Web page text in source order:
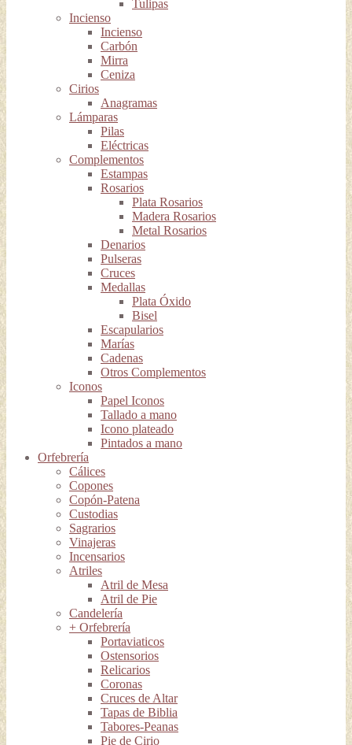
Tulipas
Incienso
Incienso
Carbón
Mirra
Ceniza
Cirios
Anagramas
Lámparas
Pilas
Eléctricas
Complementos
Estampas
Rosarios
Plata Rosarios
Madera Rosarios
Metal Rosarios
Denarios
Pulseras
Cruces
Medallas
Plata Óxido
Bisel
Escapularios
Marías
Cadenas
Otros Complementos
Iconos
Papel Iconos
Tallado a mano
Icono plateado
Pintados a mano
Orfebrería
Cálices
Copones
Copón-Patena
Custodias
Sagrarios
Vinajeras
Incensarios
Atriles
Atril de Mesa
Atril de Pie
Candelería
+ Orfebrería
Portaviaticos
Ostensorios
Relicarios
Coronas
Cruces de Altar
Tapas de Biblia
Tabores-Peanas
Pie de Cirio